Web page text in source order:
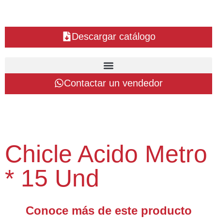
Descargar catálogo
Contactar un vendedor
Chicle Acido Metro
* 15 Und
Conoce más de este producto